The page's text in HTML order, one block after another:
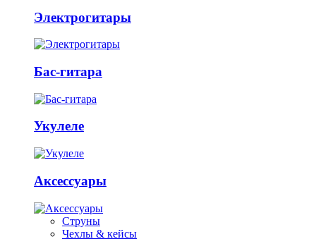
Электрогитары
Бас-гитара
Укулеле
Аксессуары
Струны
Чехлы & кейсы